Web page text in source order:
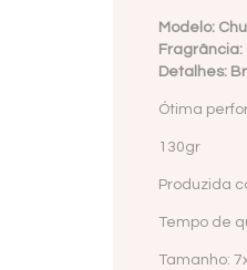
Modelo:
Fragrância:
Detalhes:
Ótima
130gr
Produzida
Tempo de
Tamanho: